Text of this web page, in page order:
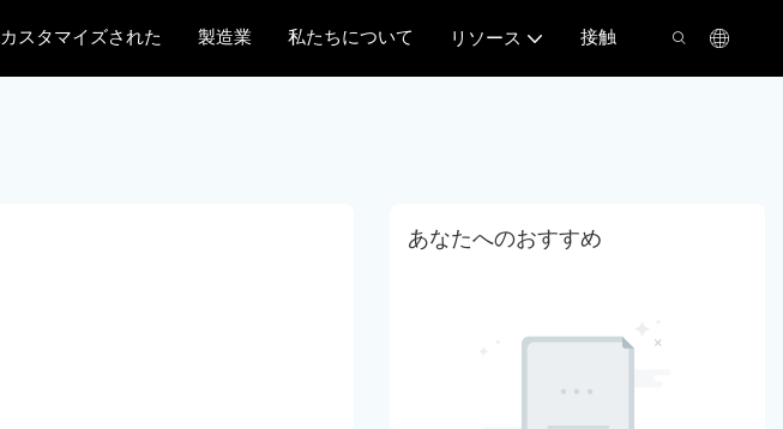
カスタマイズされた 製造業 私たちについて リソース 接触
あなたへのおすすめ